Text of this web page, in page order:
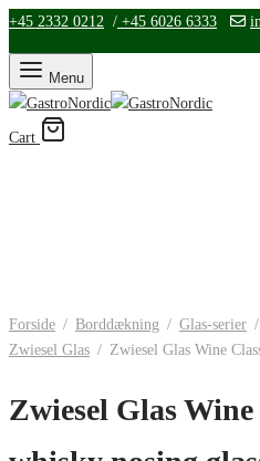
+45 2332 0212 / +45 6026 6333
Menu
Cart
Forside / Borddækning / Glas-serier /
Zwiesel Glas / Zwiesel Glas Wine
Zwiesel Glas Wine